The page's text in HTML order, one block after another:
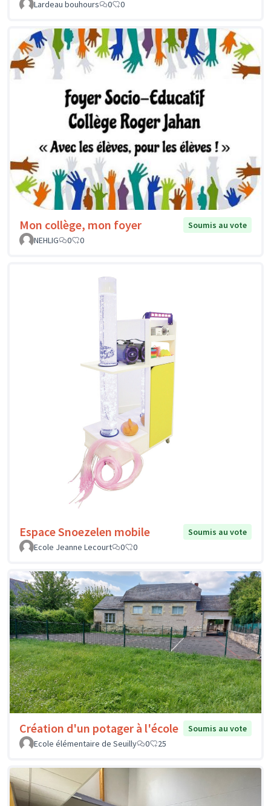
Lardeau bouhours 0 0
Mon collège, mon foyer
Soumis au vote
NEHLIG
0 0
Espace Snoezelen mobile
Soumis au vote
Ecole Jeanne Lecourt
0 0
Création d'un potager à l'école
Soumis au vote
Ecole élémentaire de Seuilly
0 25